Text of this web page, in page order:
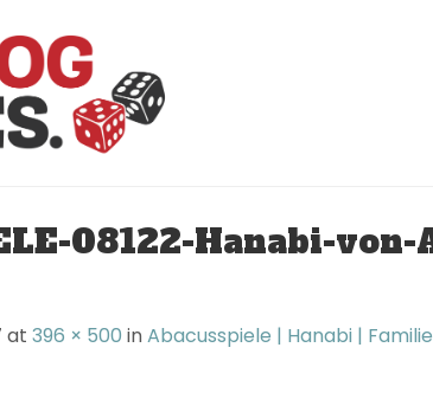
08122-Hanabi-
at 396 × 500 inAbacusspiele | Hanabi |